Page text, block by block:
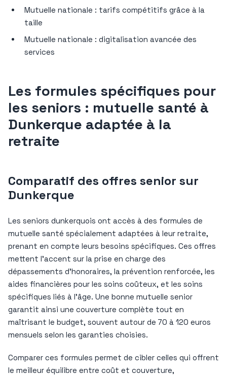
Mutuelle nationale : tarifs compétitifs grâce à la
taille
Mutuelle nationale : digitalisation avancée des
services
Les formules spécifiques pour
les seniors : mutuelle santé à
Dunkerque adaptée à la
retraite
Comparatif des offres senior sur
Dunkerque
Les seniors dunkerquois ont accès à des formules de
mutuelle santé spécialement adaptées à leur retraite,
prenant en compte leurs besoins spécifiques. Ces offres
mettent l’accent sur la prise en charge des
dépassements d’honoraires, la prévention renforcée, les
aides financières pour les soins coûteux, et les soins
spécifiques liés à l’âge. Une bonne mutuelle senior
garantit ainsi une couverture complète tout en
maîtrisant le budget, souvent autour de 70 à 120 euros
mensuels selon les garanties choisies.
Comparer ces formules permet de cibler celles qui offrent
le meilleur équilibre entre coût et couverture,